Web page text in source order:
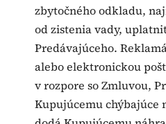
zbytočného odkladu,
od zistenia vady,
Predávajúceho.
alebo elektronickou
v rozpore so Zmluvou,
Kupujúcemu chýbajúce